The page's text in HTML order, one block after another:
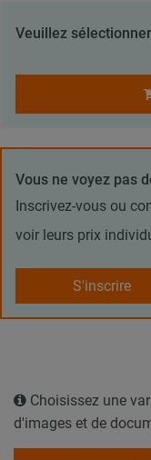
Veuillez
Vous ne voyez pas
Inscrivez-vous ou
voir leurs prix
S'inscrire
Choisissez une
d'images et de